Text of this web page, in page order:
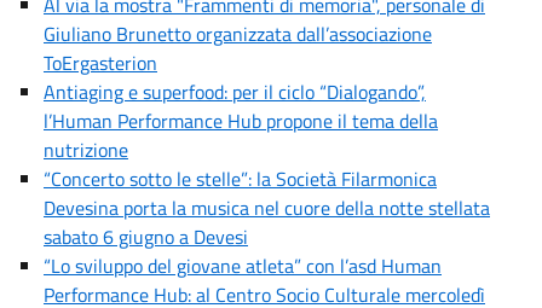
Giuliano Brunetto organizzata dall’associazione
ToErgasterion
Antiaging e superfood: per il ciclo “Dialogando”,
l’Human Performance Hub propone il tema della
nutrizione
“Concerto sotto le stelle”: la Società Filarmonica
Devesina porta la musica nel cuore della notte stellata
sabato 6 giugno a Devesi
“Lo sviluppo del giovane atleta” con l’asd Human
Performance Hub: al Centro Socio Culturale mercoledì